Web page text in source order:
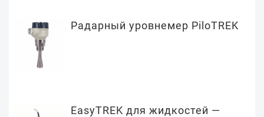
Радарный уровнемер PiloTREK
EasyTREK для жидкостей —